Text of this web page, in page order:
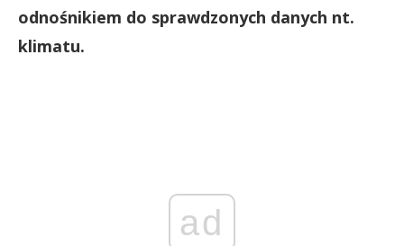
odnośnikiem do sprawdzonych danych nt.
klimatu.
ad